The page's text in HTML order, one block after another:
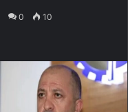
0 10